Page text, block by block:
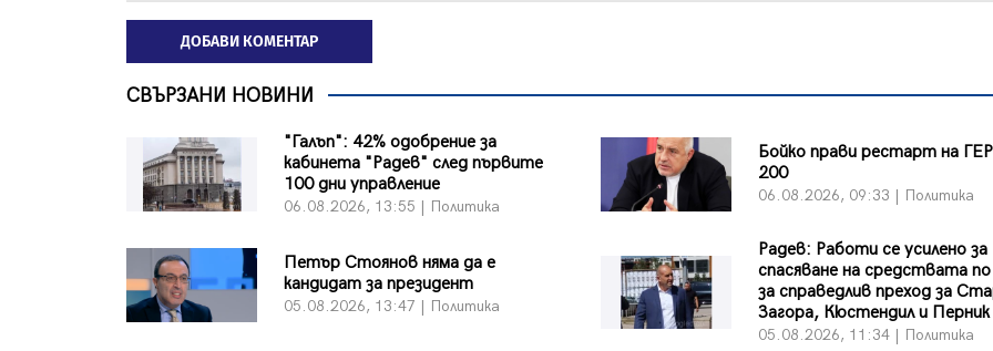
ДОБАВИ КОМЕНТАР
СВЪРЗАНИ НОВИНИ
"Галъп": 42% одобрение за
кабинета "Радев" след първите
100 дни управление
06.08.2026, 13:55 | Политика
Бойко прави рестарт на
200
06.08.2026, 09:33 | Политика
Петър Стоянов няма да е
кандидат за президент
05.08.2026, 13:47 | Политика
Радев: Работи се усилено за
спасяване на средствата
за справедлив преход за
Загора, Кюстендил и Перник
05.08.2026, 11:34 | Политика